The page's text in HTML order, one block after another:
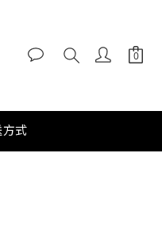
式